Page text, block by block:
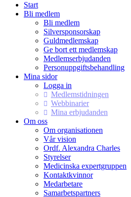
Start
Bli medlem
Bli medlem
Silversponsorskap
Guldmedlemskap
Ge bort ett medlemskap
Medlemserbjudanden
Personuppgiftsbehandling
Mina sidor
Logga in
Medlemstidningen
Webbinarier
Mina erbjudanden
Om oss
Om organisationen
Vår vision
Ordf. Alexandra Charles
Styrelser
Medicinska expertgruppen
Kontaktkvinnor
Medarbetare
Samarbetspartners